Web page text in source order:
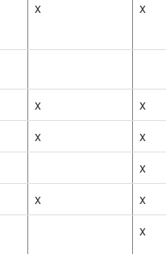
x x
x
x
x
x
x
x
x
x